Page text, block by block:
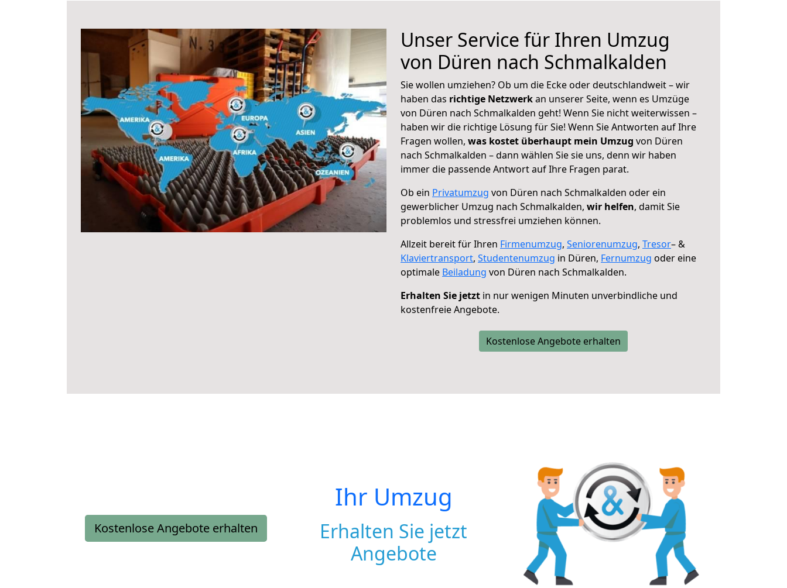
Unser Service für Ihren Umzug
von Düren nach Schmalkalden
Sie wollen umziehen? Ob um die Ecke oder deutschlandweit – wir
haben das richtige Netzwerkan unserer Seite, wenn es Umzüge
von Düren nach Schmalkalden geht! Wenn Sie nicht weiterwissen –
haben wir die richtige Lösung für Sie! Wenn Sie Antworten auf Ihre
Fragen wollen, was kostet überhaupt mein Umzug von Düren
nach Schmalkalden – dann wählen Sie sie uns, denn wir haben
immer die passende Antwort auf Ihre Fragen parat.
Ob ein Privatumzug von Düren nach Schmalkalden oder ein
gewerblicher Umzug nach Schmalkalden, wir helfen, damit Sie
problemlos und stressfrei umziehen können.
Allzeit bereit für Ihren Firmenumzug, Seniorenumzug, Tresor– &
Klaviertransport, Studentenumzug in Düren, Fernumzug oder eine
optimale Beiladung von Düren nach Schmalkalden.
Erhalten Sie jetzt in nur wenigen Minuten unverbindliche und
kostenfreie Angebote.
Kostenlose Angebote erhalten
Kostenlose Angebote erhalten
Ihr Umzug
Erhalten Sie jetzt
Angebote